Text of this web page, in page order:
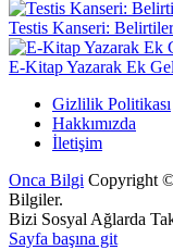
Testis Kanseri:
E-Kitap Yazarak Ek
Gizlilik Politikası
Hakkımızda
İletişim
Onca Bilgi Copyright ©
Bilgiler.
Bizi Sosyal Ağlarda
Sayfa başına git